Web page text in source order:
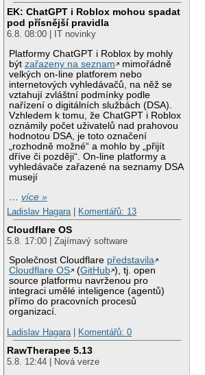
EK: ChatGPT i Roblox mohou spadat
pod přísnější pravidla
6.8. 08:00 | IT novinky
Platformy ChatGPT i Roblox by mohly
býtzařazeny na seznam
mimořádně
velkých on-line platforem nebo
internetových vyhledávačů, na něž se
vztahují zvláštní podmínky podle
nařízení o digitálních službách (DSA).
Vzhledem k tomu, že ChatGPT i Roblox
oznámily počet uživatelů nad prahovou
hodnotou DSA, je toto označení
„rozhodně možné“ a mohlo by „přijít
dříve či později“. On-line platformy a
vyhledávače zařazené na seznamy DSA
musejí
…více »
Ladislav Hagara| Komentářů: 13
Cloudflare OS
5.8. 17:00 | Zajímavý software
Společnost Cloudflare představila
Cloudflare OS
(GitHub ), tj. open
source platformu navrženou pro
integraci umělé inteligence (agentů)
přímo do pracovních procesů
organizací.
Ladislav Hagara| Komentářů: 0
RawTherapee 5.13
5.8. 12:44 | Nová verze